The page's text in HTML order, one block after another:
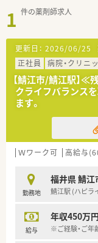
1 件の薬剤師求人
更新日： 2026/06/25
正社員
病院・クリニ
【鯖江市/鯖江駅】≪
クライフバランス
ます。
Ｗワーク可 高給与
勤務地
福井県 鯖江
鯖江駅 (ハピラ
給与
年収450万
※ご経験・ご年